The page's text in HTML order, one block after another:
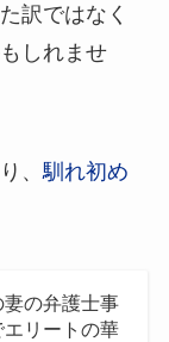
訳ではなく
しれませ
、 馴れ初め
妻の弁護士事
リートの華